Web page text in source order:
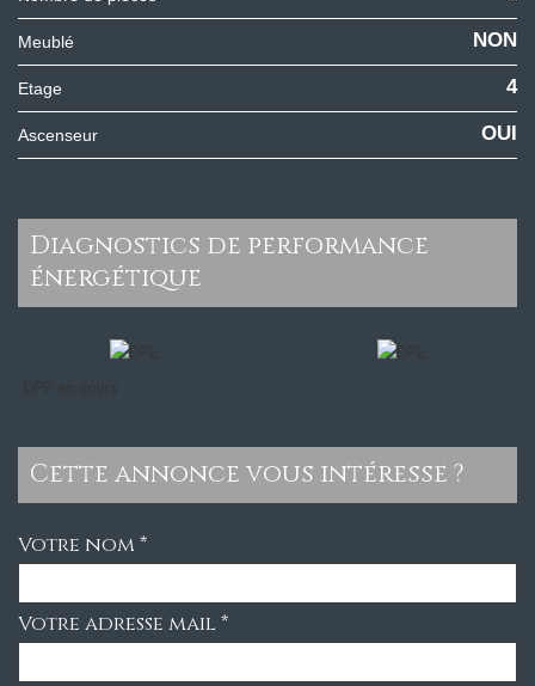
Meublé NON
Etage 4
Ascenseur OUI
diagnostics de performance
énergétique
cette annonce vous intéresse ?
Votre nom *
Votre adresse mail *